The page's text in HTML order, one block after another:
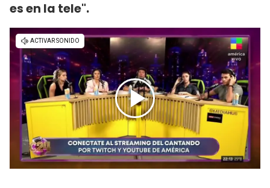
es en la tele".